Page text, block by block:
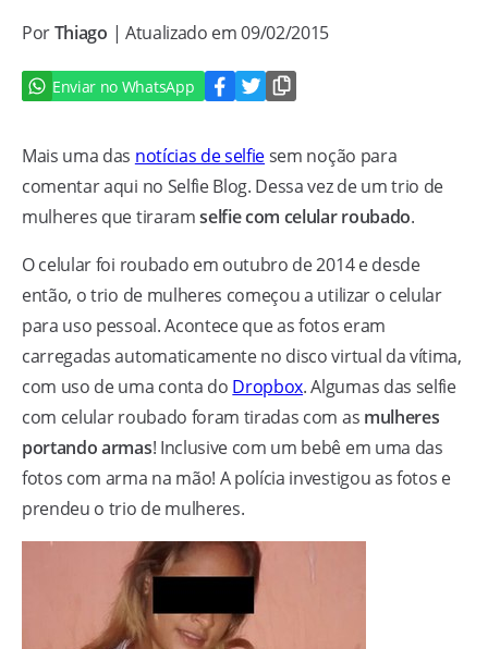
PorThiago | Atualizado em 09/02/2015
Enviar no WhatsApp
Mais uma das notícias de selfiesem noção para
comentar aqui no Selfie Blog. Dessa vez de um trio de
mulheres que tiraramselfie com celular roubado.
O celular foi roubado em outubro de 2014 e desde
então, o trio de mulheres começou a utilizar o celular
para uso pessoal. Acontece que as fotos eram
carregadas automaticamente no disco virtual da vítima,
com uso de uma conta do Dropbox. Algumas das selfie
com celular roubado foram tiradas com as mulheres
portando armas! Inclusive com um bebê em uma das
fotos com arma na mão! A polícia investigou as fotos e
prendeu o trio de mulheres.